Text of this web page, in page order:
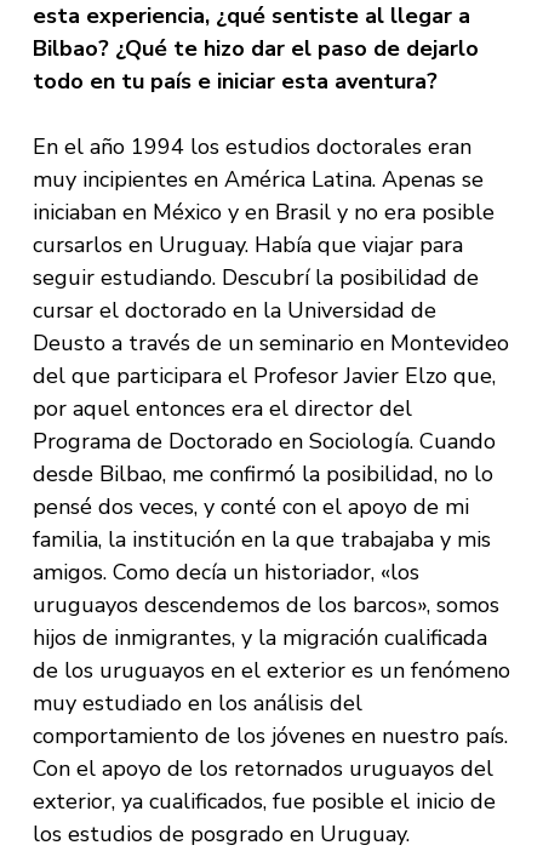
esta experiencia, ¿qué sentiste al llegar a
Bilbao? ¿Qué te hizo dar el paso de dejarlo
todo en tu país e iniciar esta aventura?
En el año 1994 los estudios doctorales eran
muy incipientes en América Latina. Apenas se
iniciaban en México y en Brasil y no era posible
cursarlos en Uruguay. Había que viajar para
seguir estudiando. Descubrí la posibilidad de
cursar el doctorado en la Universidad de
Deusto a través de un seminario en Montevideo
del que participara el Profesor Javier Elzo que,
por aquel entonces era el director del
Programa de Doctorado en Sociología. Cuando
desde Bilbao, me confirmó la posibilidad, no lo
pensé dos veces, y conté con el apoyo de mi
familia, la institución en la que trabajaba y mis
amigos. Como decía un historiador, «los
uruguayos descendemos de los barcos», somos
hijos de inmigrantes, y la migración cualificada
de los uruguayos en el exterior es un fenómeno
muy estudiado en los análisis del
comportamiento de los jóvenes en nuestro país.
Con el apoyo de los retornados uruguayos del
exterior, ya cualificados, fue posible el inicio de
los estudios de posgrado en Uruguay.